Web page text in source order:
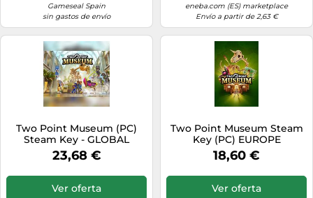
Gameseal Spain
sin gastos de envío
eneba.com (ES) marketplace
Envío a partir de 2,63 €
Two Point Museum (PC)
Steam Key - GLOBAL
23,68 €
Ver oferta
Two Point Museum Steam
Key (PC) EUROPE
18,60 €
Ver oferta